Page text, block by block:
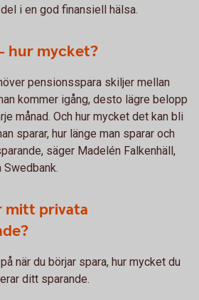
i en god finansiell hälsa.
hur mycket?
pensionsspara skiljer mellan
kommer igång, desto lägre belopp
månad. Och hur mycket det kan bli
sparar, hur länge man sparar och
säger Madelén Falkenhäll,
mitt privata
när du börjar spara, hur mycket du
ditt sparande.